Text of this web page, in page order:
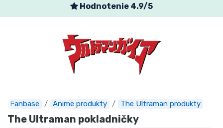
Hodnotenie 4.9/5
Fanbase Anime produkty The Ultraman produkty
The Ultraman pokladničky
Expresná preprava
Predobjednávky